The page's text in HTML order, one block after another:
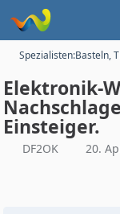
Spezialisten:Basteln,
Elektronik-
Einsteiger.
DF2OK 20.